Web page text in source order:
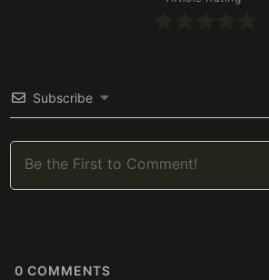
Subscribe
0 COMMENTS